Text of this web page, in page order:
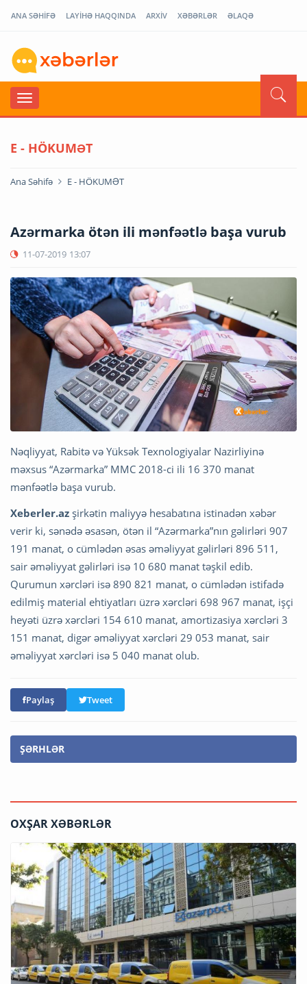
ANA SƏHİFƏ LAYİHƏ HAQQINDA ARXİV XƏBƏRLƏR ƏLAQƏ
E - HÖKUMƏT
Ana Səhifə E - HÖKUMƏT
Azərmarka ötən ili mənfəətlə başa vurub
11-07-2019 13:07
Nəqliyyat, Rabitə və Yüksək Texnologiyalar Nazirliyinə
məxsus “Azərmarka” MMC 2018-ci ili 16 370 manat
mənfəətlə başa vurub.
Xeberler.az şirkətin maliyyə hesabatına istinadən xəbər
verir ki, sənədə əsasən, ötən il “Azərmarka”nın gəlirləri 907
191 manat, o cümlədən əsas əməliyyat gəlirləri 896 511,
sair əməliyyat gəlirləri isə 10 680 manat təşkil edib.
Qurumun xərcləri isə 890 821 manat, o cümlədən istifadə
edilmiş material ehtiyatları üzrə xərcləri 698 967 manat, işçi
heyəti üzrə xərcləri 154 610 manat, amortizasiya xərcləri 3
151 manat, digər əməliyyat xərcləri 29 053 manat, sair
əməliyyat xərcləri isə 5 040 manat olub.
Paylaş Tweet
ŞƏRHLƏR
OXŞAR XƏBƏRLƏR